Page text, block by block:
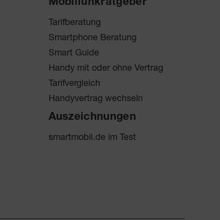
Mobilfunkratgeber
Tarifberatung
Smartphone Beratung
Smart Guide
Handy mit oder ohne Vertrag
Tarifvergleich
Handyvertrag wechseln
Auszeichnungen
smartmobil.de im Test